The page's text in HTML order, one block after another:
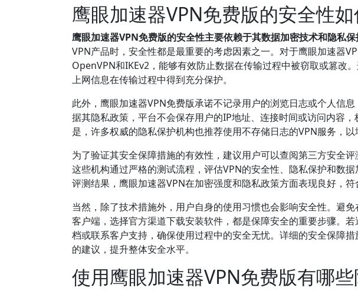
鹰眼加速器VPN免费版的安全性如
鹰眼加速器VPN免费版的安全性主要依赖于其数据加密技术和隐私保
VPN产品时，安全性都是最重要的考虑因素之一。对于鹰眼加速器
OpenVPN和IKEv2，能够有效防止数据在传输过程中被窃取或篡改
上网信息在传输过程中得到充分保护。
此外，鹰眼加速器VPN免费版承诺不记录用户的浏览日志或个人信
据其隐私政策，平台不会保存用户的IP地址、连接时间或访问内容
是，许多权威的隐私保护机构也推荐使用不存储日志的VPN服务，以
为了验证其安全保障措施的有效性，建议用户可以查阅第三方安全评
这些机构通过严格的测试流程，评估VPN的安全性、隐私保护和数
评测结果，鹰眼加速器VPN在加密强度和隐私政策方面表现良好，符
当然，除了技术措施外，用户自身的使用习惯也会影响安全性。避
客户端，选择官方渠道下载安装软件，都是保障安全的重要步骤。
档或联系客户支持，确保使用过程中的安全无忧。详细的安全保障
的建议，提升整体安全水平。
使用鹰眼加速器VPN免费版有哪